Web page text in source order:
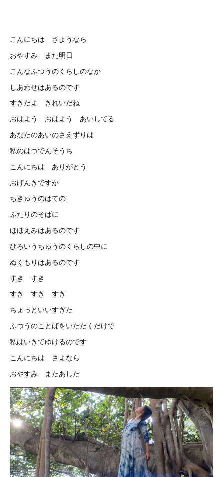
こんにちは さようなら
おやすみ また明日
こんなふつうのくらしのなか
しあわせはあるのです
すきだよ きれいだね
おはよう おはよう あいしてる
あなたのあいのさえずりは
私のはつでんそうち
こんにちは ありがとう
おげんきですか
ちきゅうのはての
ふたりのそばに
ほほえみはあるのです
ひろいうちゅうのくらしの中に
ぬくもりはあるのです
すき すき
すき すき すき
ちょっといいすぎた
ふつうのことばをいただくだけで
私はいきてゆけるのです
こんにちは さよなら
おやすみ またあした